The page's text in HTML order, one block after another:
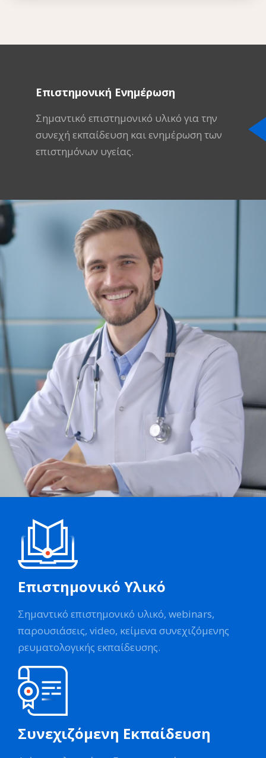
Επιστημονική Ενημέρωση
Σημαντικό επιστημονικό υλικό για την
συνεχή εκπαίδευση και ενημέρωση των
επιστημόνων υγείας.
Επιστημονικό Υλικό
Σημαντικό επιστημονικό υλικό, webinars,
παρουσιάσεις, video, κείμενα συνεχιζόμενης
ρευματολογικής εκπαίδευσης.
Συνεχιζόμενη Εκπαίδευση